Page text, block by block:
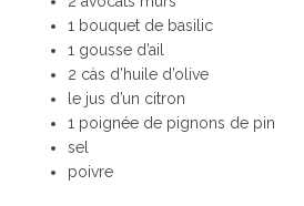
1 bouquet de basilic
1 gousse d’ail
2 càs d’huile d’olive
le jus d’un citron
1 poignée de pignons de pin
sel
poivre